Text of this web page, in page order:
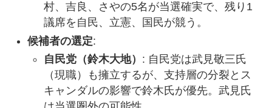
村、吉良、さやの5名が当選確実で、残り1
議席を自民、立憲、国民が競う。
候補者の選定:
自民党（鈴木大地） : 自民党は武見敬三氏
（現職）も擁立するが、支持層の分裂とス
キャンダルの影響で鈴木氏が優先。武見氏